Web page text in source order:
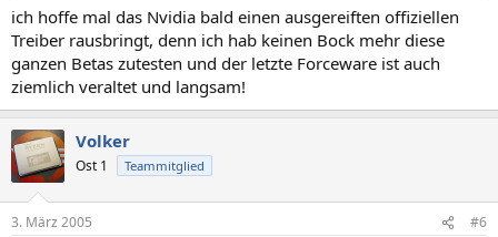
ich hoffe mal das Nvidia bald einen ausgereiften offiziellen
Treiber rausbringt, denn ich hab keinen Bock mehr diese
ganzen Betas zutesten und der letzte Forceware ist auch
ziemlich veraltet und langsam!
Volker
Ost 1 Teammitglied
3. März 2005 #6